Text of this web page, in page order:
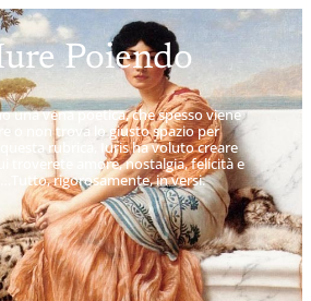
Poiendo
una vena poetica, che spesso viene
o non trova lo giusto spazio per
rubrica, Iuris ha voluto creare
troverete amore, nostalgia, felicità e
rigorosamente, in versi.